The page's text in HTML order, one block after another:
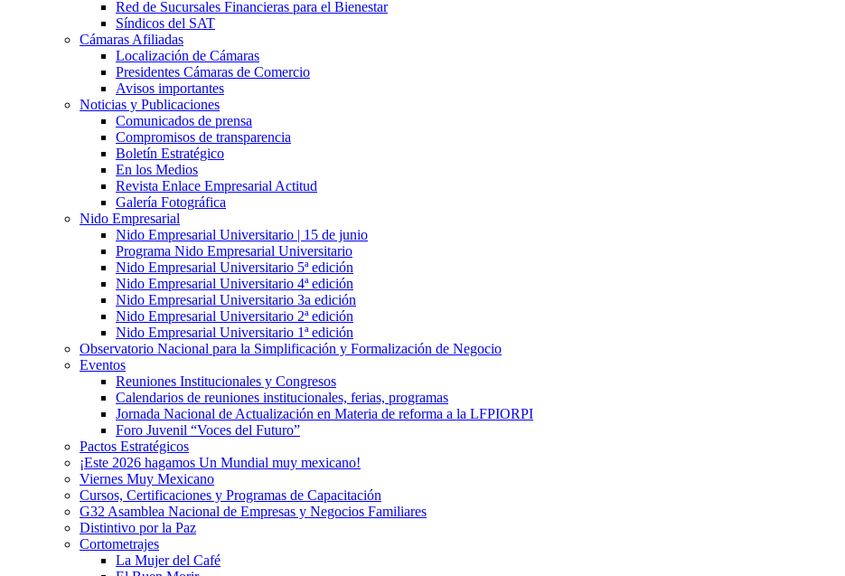
Red de Sucursales Financieras para el Bienestar
Síndicos del SAT
Cámaras Afiliadas
Localización de Cámaras
Presidentes Cámaras de Comercio
Avisos importantes
Noticias y Publicaciones
Comunicados de prensa
Compromisos de transparencia
Boletín Estratégico
En los Medios
Revista Enlace Empresarial Actitud
Galería Fotográfica
Nido Empresarial
Nido Empresarial Universitario | 15 de junio
Programa Nido Empresarial Universitario
Nido Empresarial Universitario 5ª edición
Nido Empresarial Universitario 4ª edición
Nido Empresarial Universitario 3a edición
Nido Empresarial Universitario 2ª edición
Nido Empresarial Universitario 1ª edición
Observatorio Nacional para la Simplificación y Formalización de Negocio
Eventos
Reuniones Institucionales y Congresos
Calendarios de reuniones institucionales, ferias, programas
Jornada Nacional de Actualización en Materia de reforma a la LFPIORPI
Foro Juvenil “Voces del Futuro”
Pactos Estratégicos
¡Este 2026 hagamos Un Mundial muy mexicano!
Viernes Muy Mexicano
Cursos, Certificaciones y Programas de Capacitación
G32 Asamblea Nacional de Empresas y Negocios Familiares
Distintivo por la Paz
Cortometrajes
La Mujer del Café